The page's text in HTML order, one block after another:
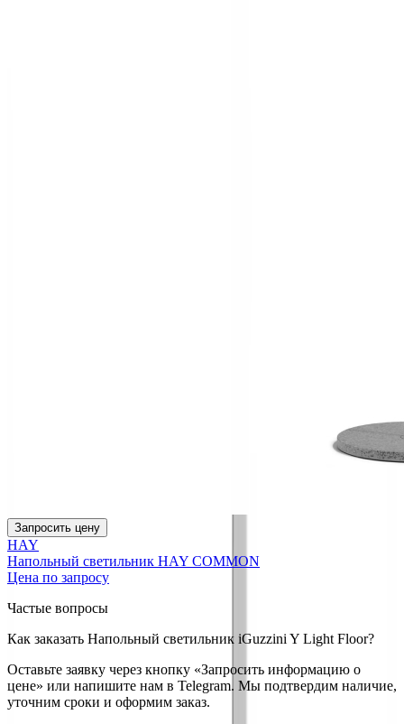
Запросить цену
HAY
Напольный светильник HAY COMMON
Цена по запросу
Частые вопросы
Как заказать Напольный светильник iGuzzini Y Light Floor?
Оставьте заявку через кнопку «Запросить информацию о
цене» или напишите нам в Telegram. Мы подтвердим наличие,
уточним сроки и оформим заказ.